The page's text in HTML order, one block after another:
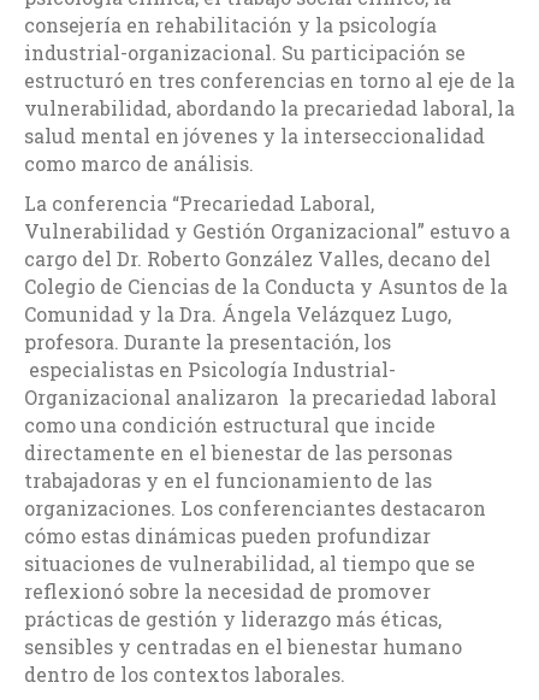
consejería en rehabilitación y la psicología
industrial-organizacional. Su participación se
estructuró en tres conferencias en torno al eje de la
vulnerabilidad, abordando la precariedad laboral, la
salud mental en jóvenes y la interseccionalidad
como marco de análisis.
La conferencia “Precariedad Laboral,
Vulnerabilidad y Gestión Organizacional” estuvo a
cargo del Dr. Roberto González Valles, decano del
Colegio de Ciencias de la Conducta y Asuntos de la
Comunidad y la Dra. Ángela Velázquez Lugo,
profesora. Durante la presentación, los
especialistas en Psicología Industrial-
Organizacional analizaron la precariedad laboral
como una condición estructural que incide
directamente en el bienestar de las personas
trabajadoras y en el funcionamiento de las
organizaciones. Los conferenciantes destacaron
cómo estas dinámicas pueden profundizar
situaciones de vulnerabilidad, al tiempo que se
reflexionó sobre la necesidad de promover
prácticas de gestión y liderazgo más éticas,
sensibles y centradas en el bienestar humano
dentro de los contextos laborales.